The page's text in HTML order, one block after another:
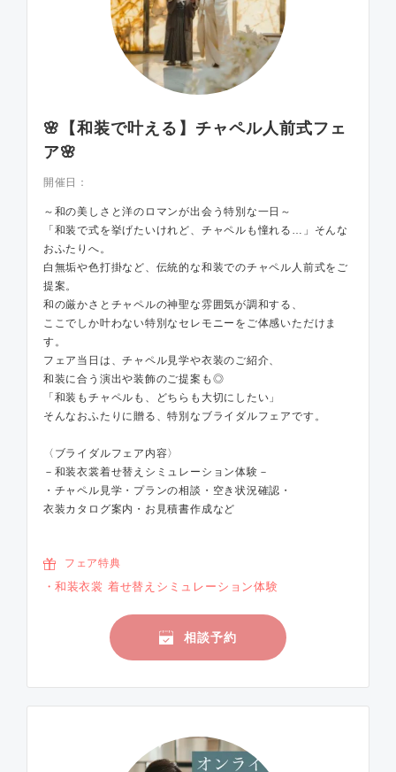
🌸【和装で叶える】チャペル人前式フェ
ア🌸
開催日：
～和の美しさと洋のロマンが出会う特別な一日～
「和装で式を挙げたいけれど、チャペルも憧れる…」そんな
おふたりへ。
白無垢や色打掛など、伝統的な和装でのチャペル人前式をご
提案。
和の厳かさとチャペルの神聖な雰囲気が調和する、
ここでしか叶わない特別なセレモニーをご体感いただけま
す。
フェア当日は、チャペル見学や衣装のご紹介、
和装に合う演出や装飾のご提案も◎
「和装もチャペルも、どちらも大切にしたい」
そんなおふたりに贈る、特別なブライダルフェアです。
〈ブライダルフェア内容〉
－和装衣裳着せ替えシミュレーション体験－
・チャペル見学・プランの相談・空き状況確認・
衣装カタログ案内・お見積書作成など
フェア特典
和装衣裳 着せ替えシミュレーション体験
相談予約